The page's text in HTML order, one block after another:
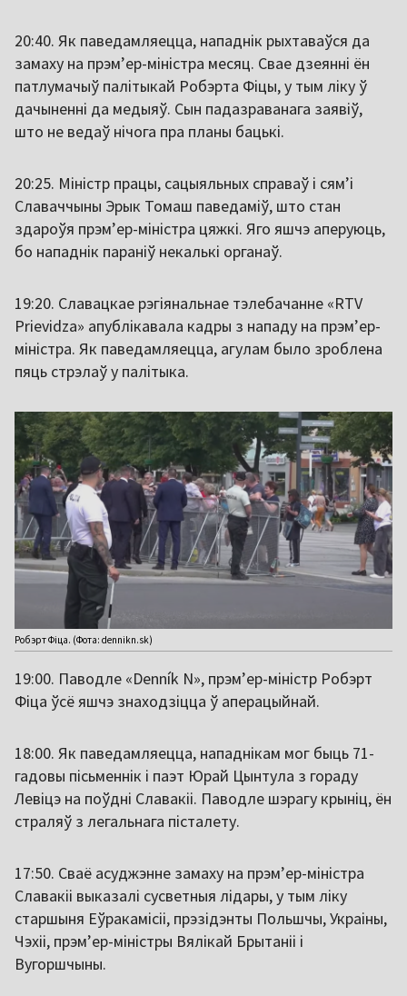
20:40. Як паведамляецца, нападнік рыхтаваўся да
замаху на прэм’ер-міністра месяц. Свае дзеянні ён
патлумачыў палітыкай Робэрта Фіцы, у тым ліку ў
дачыненні да медыяў. Сын падазраванага заявіў,
што не ведаў нічога пра планы бацькі.
20:25. Міністр працы, сацыяльных справаў і сям’і
Славаччыны Эрык Томаш паведаміў, што стан
здароўя прэмʼер-міністра цяжкі. Яго яшчэ аперуюць,
бо нападнік параніў некалькі органаў.
19:20. Славацкае рэгіянальнае тэлебачанне «RTV
Prievidza» апублікавала кадры з нападу на прэм’ер-
міністра. Як паведамляецца, агулам было зроблена
пяць стрэлаў у палітыка.
Робэрт Фіца. (Фота: dennikn.sk)
19:00. Паводле «Denník N», прэм’ер-міністр Робэрт
Фіца ўсё яшчэ знаходзіцца ў аперацыйнай.
18:00. Як паведамляецца, нападнікам мог быць 71-
гадовы пісьменнік і паэт Юрай Цынтула з гораду
Левіцэ на поўдні Славакіі. Паводле шэрагу крыніц, ён
страляў з легальнага пісталету.
17:50. Сваё асуджэнне замаху на прэм’ер-міністра
Славакіі выказалі сусветныя лідары, у тым ліку
старшыня Еўракамісіі, прэзідэнты Польшчы, Украіны,
Чэхіі, прэм’ер-міністры Вялікай Брытаніі і
Вугоршчыны.